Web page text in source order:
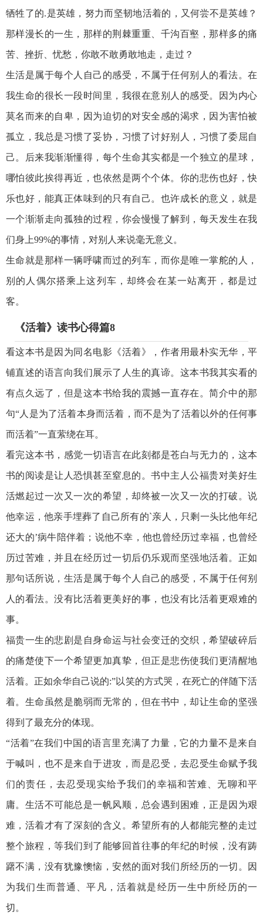
牺牲了的.是英雄，努力而坚韧地活着的，又何尝不是英雄？
那样漫长的一生，那样的荆棘重重、千沟百壑，那样多的痛
苦、挫折、忧愁，你敢不敢勇敢地走，走过？
生活是属于每个人自己的感受，不属于任何别人的看法。在
我生命的很长一段时间里，我很在意别人的感受。因为内心
莫名而来的自卑，因为迫切的对安全感的渴求，因为害怕被
孤立，我总是习惯了妥协，习惯了讨好别人，习惯了委屈自
己。后来我渐渐懂得，每个生命其实都是一个独立的星球，
哪怕彼此挨得再近，也依然是两个个体。你的悲伤也好，快
乐也好，能真正体味到的只有自己。也许成长的意义，就是
一个渐渐走向孤独的过程，你会慢慢了解到，每天发生在我
们身上99%的事情，对别人来说毫无意义。
生命就是那样一辆呼啸而过的列车，而你是唯一掌舵的人，
别的人偶尔搭乘上这列车，却终会在某一站离开，都是过
客。
《活着》读书心得篇8
看这本书是因为同名电影《活着》，作者用最朴实无华，平
铺直述的语言向我们展示了人生的真谛。这本书我其实看的
有点久远了，但是这本书给我的震撼一直存在。简介中的那
句“人是为了活着本身而活着，而不是为了活着以外的任何事
而活着”一直萦绕在耳。
看完这本书，感觉一切语言在此刻都是苍白与无力的，这本
书的阅读是让人恐惧甚至窒息的。书中主人公福贵对美好生
活燃起过一次又一次的希望，却终被一次又一次的打破。说
他幸运，他亲手埋葬了自己所有的`亲人，只剩一头比他年纪
还大的’病牛陪伴着；说他不幸，他也曾经历过幸福，也曾经
历过苦难，并且在经历过一切后仍乐观而坚强地活着。正如
那句话所说，生活是属于每个人自己的感受，不属于任何别
人的看法。没有比活着更美好的事，也没有比活着更艰难的
事。
福贵一生的悲剧是自身命运与社会变迁的交织，希望破碎后
的痛楚使下一个希望更加真挚，但正是悲伤使我们更清醒地
活着。正如余华自己说的:”以笑的方式哭，在死亡的伴随下活
着。生命虽然是脆弱而无常的，但在书中，却让生命的坚强
得到了最充分的体现。
“活着”在我们中国的语言里充满了力量，它的力量不是来自
于喊叫，也不是来自于进攻，而是忍受，去忍受生命赋予我
们的责任，去忍受现实给予我们的幸福和苦难、无聊和平
庸。生活不可能总是一帆风顺，总会遇到困难，正是因为艰
难，活着才有了深刻的含义。希望所有的人都能完整的走过
整个旅程，等我们到了能够回首往事的年纪的时候，没有踌
躇不满，没有犹豫懊恼，安然的面对我们所经历的一切。因
为我们生而普通、平凡，活着就是经历一生中所经历的一
切。